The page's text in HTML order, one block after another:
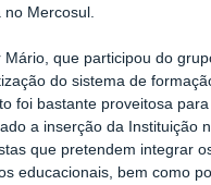
no Mercosul.
Mário, que participou do
do sistema de
foi bastante proveitosa para
a inserção da Instituição
que pretendem integrar
educacionais, bem como